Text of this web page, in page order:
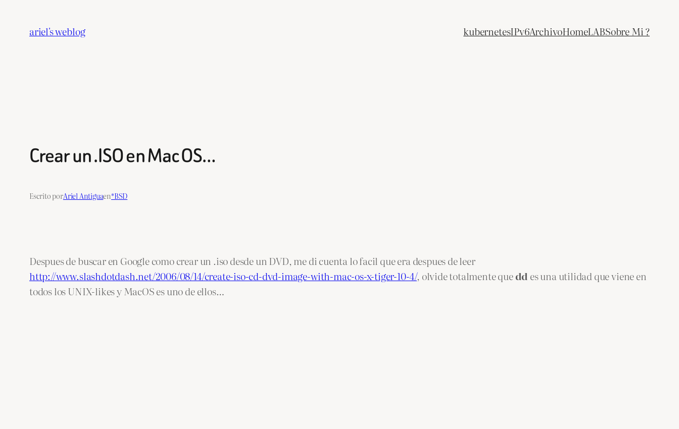
contenido
ariel's weblog kubernetesIPv6ArchivoHomeLABSobre Mi ?
Crear un .ISO en Mac OS…
Escrito porAriel Antiguaen*BSD
Despues de buscar en Google como crear un .iso desde un DVD, me di cuenta lo facil que era despues de leer
http://www.slashdotdash.net/2006/08/14/create-iso-cd-dvd-image-with-mac-os-x-tiger-10-4/, olvide totalmente quedd es una utilidad que viene en
todos los UNIX-likes y MacOS es uno de ellos…